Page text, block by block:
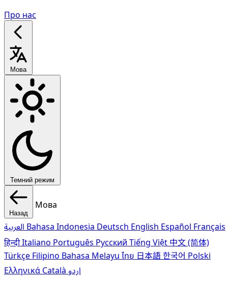
Про нас
Мова
Темний режим
Назад
Мова
Bahasa Indonesia Deutsch English Español Français
हिन्दीItaliano Português Pусский Tiếng Việt 中文 (简体)
Türkçe Filipino Bahasa Melayu ไทย 日本語한국어 Polski
Ελληνικά Català اردو